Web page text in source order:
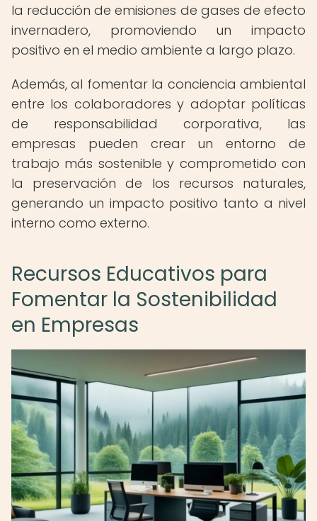
la reducción de emisiones de gases de efecto
invernadero, promoviendo un impacto
positivo en el medio ambiente a largo plazo.
Además, al fomentar la conciencia ambiental
entre los colaboradores y adoptar políticas
de responsabilidad corporativa, las
empresas pueden crear un entorno de
trabajo más sostenible y comprometido con
la preservación de los recursos naturales,
generando un impacto positivo tanto a nivel
interno como externo.
Recursos Educativos para
Fomentar la Sostenibilidad
en Empresas